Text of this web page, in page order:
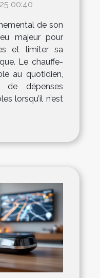
00:40
de son
majeur pour
et limiter sa
Le chauffe-
au quotidien,
dépenses
lorsqu’il n’est